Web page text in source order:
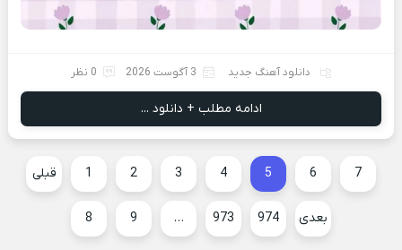
دانلود آهنگ جدید 3 آگوست 2026 0 نظر
ادامه مطلب + دانلود ...
قبلی 1 2 3 4 5 6 7
8 9 … 973 974 بعدی